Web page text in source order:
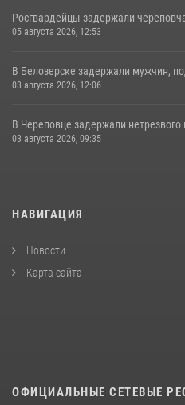
Росгвардейцы задержали
05 августа 2026, 12:53
В Белозерске задержали мужчин,
03 августа 2026, 12:06
В Череповце задержали нетрезвого
03 августа 2026, 09:35
НАВИГАЦИЯ
Новости
Карта сайта
ОФИЦИАЛЬНЫЕ СЕТЕВЫЕ